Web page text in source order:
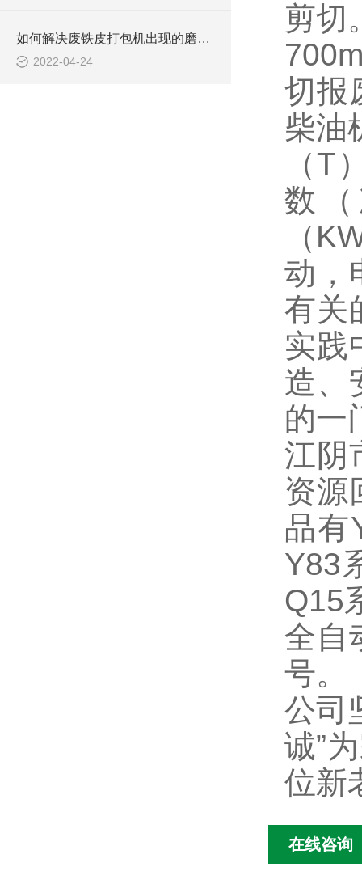
如何解决废铁皮打包机出现的磨损？
2022-04-24
剪切
切报
柴油
（T
数
（
动，
有关
实践
造、
的一
江阴
资源
品有
Y83
Q15
全自
号。
公司
诚”
位新
在线咨询